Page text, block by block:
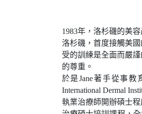
1983年，洛杉磯的美
洛杉磯，首度接觸美
受的訓練是全面而嚴
的尊重。
於是Jane著手從事
International Dermal
執業治療師開辦碩士